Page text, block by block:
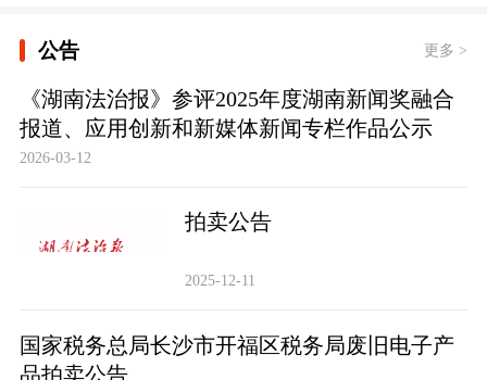
公告 更多 >
《湖南法治报》参评2025年度湖南新闻奖融合
报道、应用创新和新媒体新闻专栏作品公示
2026-03-12
拍卖公告
2025-12-11
国家税务总局长沙市开福区税务局废旧电子产
品拍卖公告